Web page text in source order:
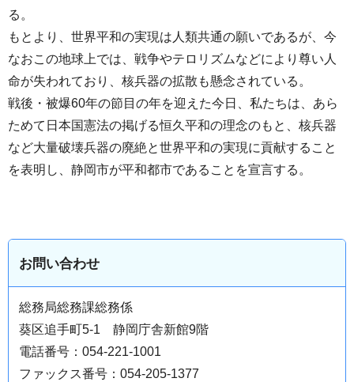
る。
もとより、世界平和の実現は人類共通の願いであるが、今
なおこの地球上では、戦争やテロリズムなどにより尊い人
命が失われており、核兵器の拡散も懸念されている。
戦後・被爆60年の節目の年を迎えた今日、私たちは、あら
ためて日本国憲法の掲げる恒久平和の理念のもと、核兵器
など大量破壊兵器の廃絶と世界平和の実現に貢献すること
を表明し、静岡市が平和都市であることを宣言する。
お問い合わせ
総務局総務課総務係
葵区追手町5-1 静岡庁舎新館9階
電話番号：054-221-1001
ファックス番号：054-205-1377